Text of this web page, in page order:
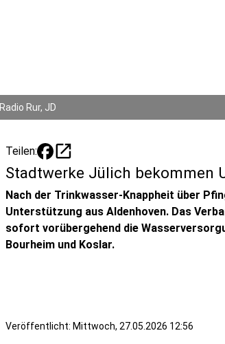
Radio Rur, JD
Teilen: open_in_new
Stadtwerke Jülich bekommen
Nach der Trinkwasser-Knappheit über
Unterstützung aus Aldenhoven. Das
sofort vorübergehend die
Bourheim und Koslar.
Veröffentlicht: Mittwoch, 27.05.2026 12:56